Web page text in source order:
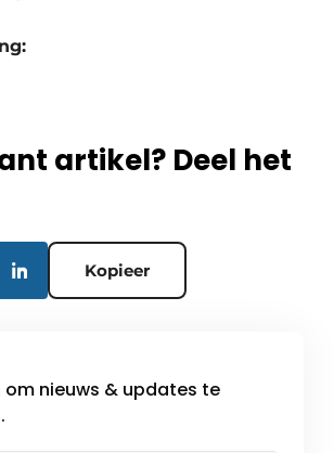
artikel? Deel het
Kopieer
om nieuws & updates te